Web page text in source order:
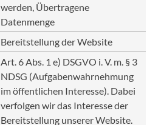
werden, Übertragene
Datenmenge
Bereitstellung der Website
Art. 6 Abs. 1 e) DSGVO i. V. m. § 3
NDSG (Aufgabenwahrnehmung
im öffentlichen Interesse). Dabei
verfolgen wir das Interesse der
Bereitstellung unserer Website.